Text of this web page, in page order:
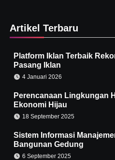
Artikel Terbaru
Platform Iklan Terbaik
Pasang Iklan
4 Januari 2026
Perencanaan Lingkungan
Ekonomi Hijau
18 September 2025
Sistem Informasi
Bangunan Gedung
6 September 2025